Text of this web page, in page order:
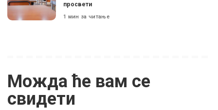
просвети
1 мин за читање
Можда ће вам се
свидети